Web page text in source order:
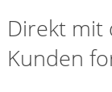
Direkt mit
Kunden